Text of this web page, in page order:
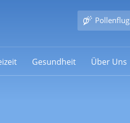
Pollenflug
Gesundheit Über Uns